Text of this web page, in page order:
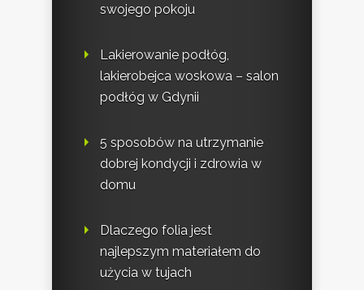
swojego pokoju
Lakierowanie podłóg,
lakierobejca woskowa – salon
podłóg w Gdynii
5 sposobów na utrzymanie
dobrej kondycji i zdrowia w
domu
Dlaczego folia jest
najlepszym materiałem do
użycia w tujach